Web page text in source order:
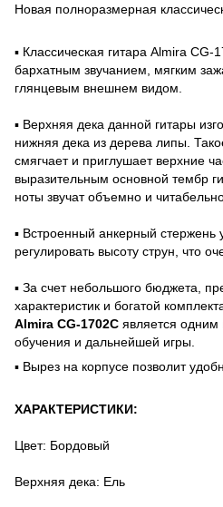
Новая полноразмерная
▪️ Классическая гитара Almira
бархатным звучанием, мягким
глянцевым внешнем видом.
▪️ Верхняя дека данной гитары
нижняя дека из дерева липы.
смягчает и приглушает верхние
выразительным основной тембр
ноты звучат объемно и
▪️ Встроенный анкерный стержень
регулировать высоту струн, что
▪️ За счет небольшого бюджета,
характеристик и богатой
Almira CG-1702C является одним
обучения и дальнейшей игры.
▪️ Вырез на корпусе позволит
ХАРАКТЕРИСТИКИ:
Цвет: Бордовый
Верхняя дека: Ель